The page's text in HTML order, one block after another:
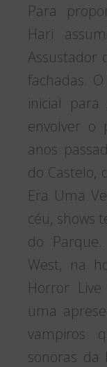
Para
Hari
Assustador
fachadas.
inicial
envolver o
anos
do Castelo,
Era Uma
céu, shows
do
West, na
Horror
uma
vampiros
sonoras